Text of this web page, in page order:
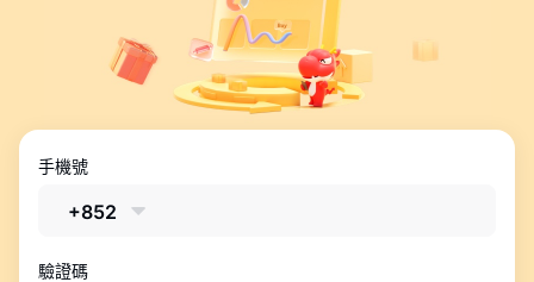
概述
AM 資產管理服務
ECM 股權資本市場服務
FICC 固定收益、外匯和大宗商品服務
WM 財富管理服務
手機號
+852
驗證碼